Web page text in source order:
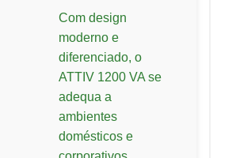
Com design
moderno e
diferenciado, o
ATTIV 1200 VA se
adequa a
ambientes
domésticos e